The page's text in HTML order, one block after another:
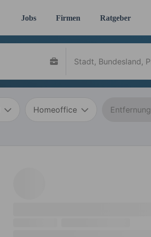
Jobs Firmen Ratgeber
Homeoffice Entfernung